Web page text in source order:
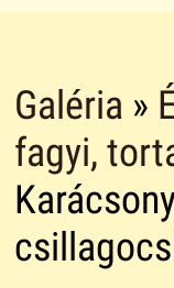
Galéria »
fagyi,